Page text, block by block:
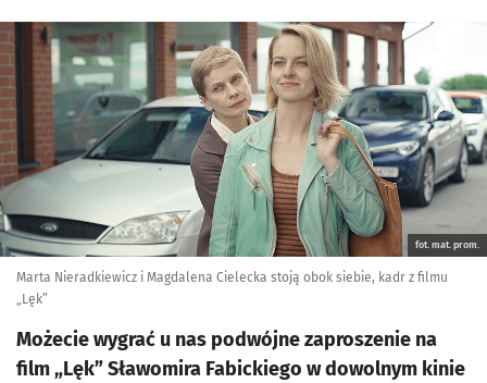
Kliknij, aby powiększyć
fot. mat. prom.
Marta Nieradkiewicz i Magdalena Cielecka stoją obok siebie, kadr z filmu
„Lęk”
Możecie wygrać u nas podwójne zaproszenie na
film „Lęk” Sławomira Fabickiego w dowolnym kinie